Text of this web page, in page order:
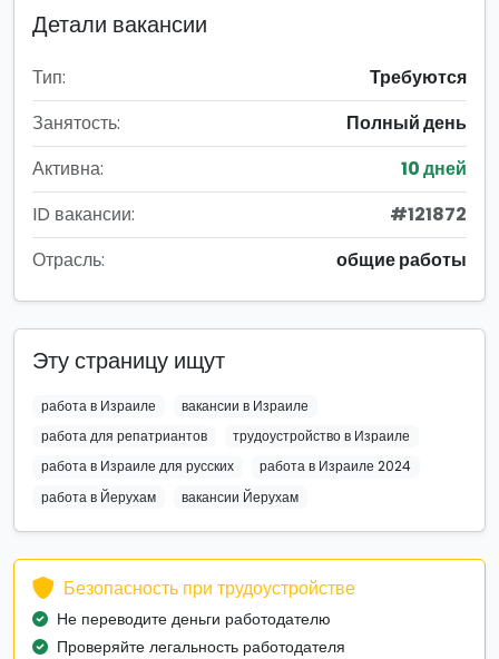
Детали вакансии
Тип:
Требуются
Занятость:
Полный день
Активна:
10 дней
ID вакансии:
#121872
Отрасль:
общие работы
Эту страницу ищут
работа в Израиле
вакансии в Израиле
работа для репатриантов
трудоустройство в Израиле
работа в Израиле для русских
работа в Израиле 2024
работа в Йерухам
вакансии Йерухам
Безопасность при трудоустройстве
Не переводите деньги работодателю
Проверяйте легальность работодателя